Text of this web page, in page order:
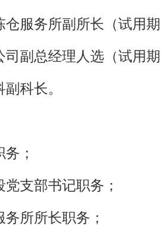
服务所副所长（试用期
副总经理人选（试用期
科长。
；
支部书记职务；
所所长职务；